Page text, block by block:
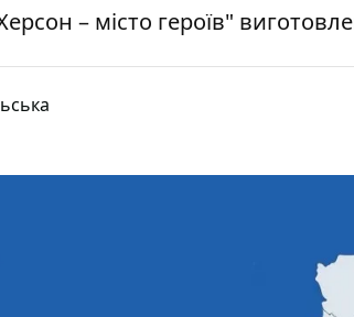
– місто героїв"